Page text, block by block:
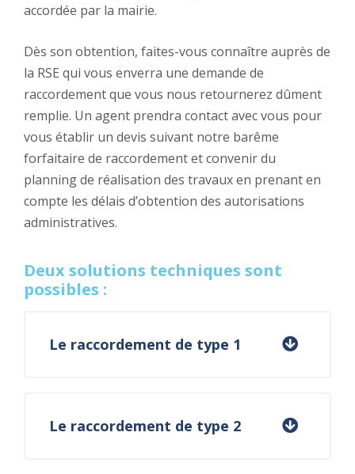
accordée par la mairie.
Dès son obtention, faites-vous connaître auprès de
la RSE qui vous enverra une demande de
raccordement que vous nous retournerez dûment
remplie. Un agent prendra contact avec vous pour
vous établir un devis suivant notre barême
forfaitaire de raccordement et convenir du
planning de réalisation des travaux en prenant en
compte les délais d’obtention des autorisations
administratives.
Deux solutions techniques sont
possibles :
Le raccordement de type 1
Le raccordement de type 2